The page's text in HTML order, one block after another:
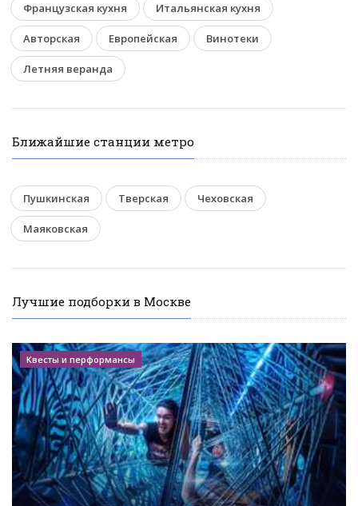
Французская кухня Итальянская кухня
Авторская Европейская Винотеки
Летняя веранда
Ближайшие станции метро
Пушкинская Тверская Чеховская
Маяковская
Лучшие подборки в Москве
Квесты и перформансы